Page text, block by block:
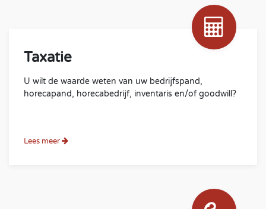
Taxatie
U wilt de waarde weten van uw bedrijfspand,
horecapand, horecabedrijf, inventaris en/of goodwill?
Lees meer